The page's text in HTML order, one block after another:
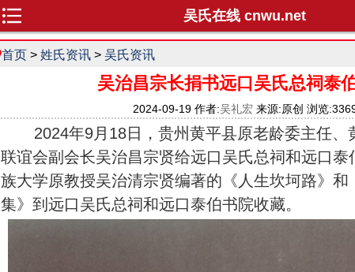
吴氏在线 cnwu.net
首页 > 姓氏资讯 > 吴氏资讯
吴治昌宗长捐书远口吴氏总祠泰
2024-09-19 作者:吴礼宏 来源:原创 浏览
2024年9月18日，贵州黄平县原老龄委主任、
联谊会副会长吴治昌宗贤给远口吴氏总祠和远口泰
族大学原教授吴治清宗贤编著的《人生坎坷路》和
集》到远口吴氏总祠和远口泰伯书院收藏。